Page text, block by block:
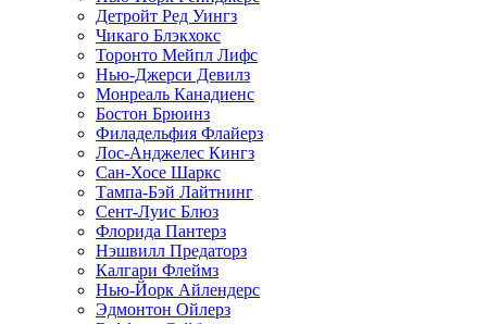
Детройт Ред Уингз
Чикаго Блэкхокс
Торонто Мейпл Лифс
Нью-Джерси Девилз
Монреаль Канадиенс
Бостон Брюинз
Филадельфия Флайерз
Лос-Анджелес Кингз
Сан-Хосе Шаркс
Тампа-Бэй Лайтнинг
Сент-Луис Блюз
Флорида Пантерз
Нэшвилл Предаторз
Калгари Флеймз
Нью-Йорк Айлендерс
Эдмонтон Ойлерз